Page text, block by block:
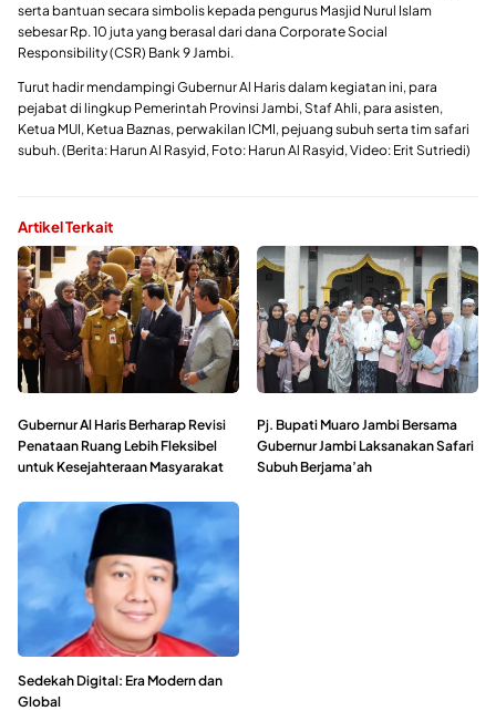
serta bantuan secara simbolis kepada pengurus Masjid Nurul Islam
sebesar Rp. 10 juta yang berasal dari dana Corporate Social
Responsibility (CSR) Bank 9 Jambi.
Turut hadir mendampingi Gubernur Al Haris dalam kegiatan ini, para
pejabat di lingkup Pemerintah Provinsi Jambi, Staf Ahli, para asisten,
Ketua MUI, Ketua Baznas, perwakilan ICMI, pejuang subuh serta tim safari
subuh. (Berita: Harun Al Rasyid, Foto: Harun Al Rasyid, Video: Erit Sutriedi)
Artikel Terkait
Gubernur Al Haris Berharap Revisi
Penataan Ruang Lebih Fleksibel
untuk Kesejahteraan Masyarakat
Pj. Bupati Muaro Jambi Bersama
Gubernur Jambi Laksanakan Safari
Subuh Berjama’ah
Sedekah Digital: Era Modern dan
Global